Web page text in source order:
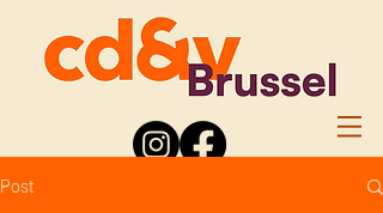
Post